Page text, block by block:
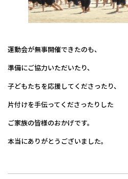
運動会が無事開催できたのも、
準備にご協力いただいたり、
子どもたちを応援してくださったり、
片付けを手伝ってくださったりした
ご家族の皆様のおかげです。
本当にありがとうございました。